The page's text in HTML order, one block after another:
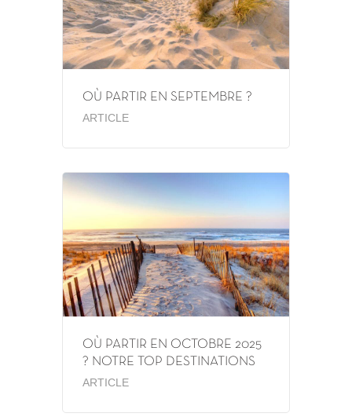
OÙ PARTIR EN SEPTEMBRE ?
ARTICLE
OÙ PARTIR EN OCTOBRE 2025
? NOTRE TOP DESTINATIONS
ARTICLE